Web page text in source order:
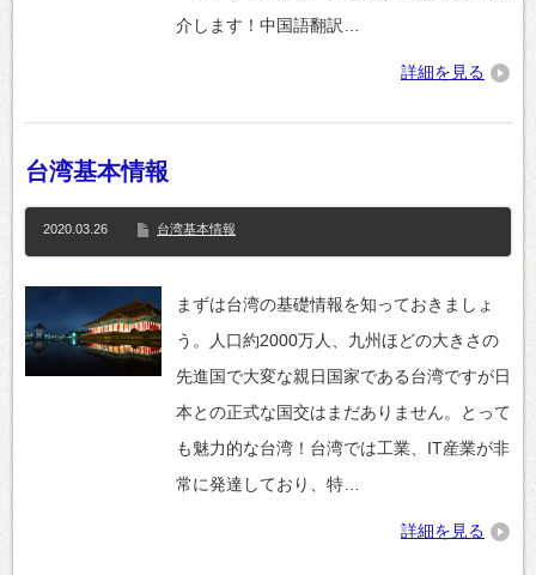
介します！中国語翻訳…
詳細を見る
台湾基本情報
2020.03.26 台湾基本情報
まずは台湾の基礎情報を知っておきましょ
う。人口約2000万人、九州ほどの大きさの
先進国で大変な親日国家である台湾ですが日
本との正式な国交はまだありません。とって
も魅力的な台湾！台湾では工業、IT産業が非
常に発達しており、特…
詳細を見る